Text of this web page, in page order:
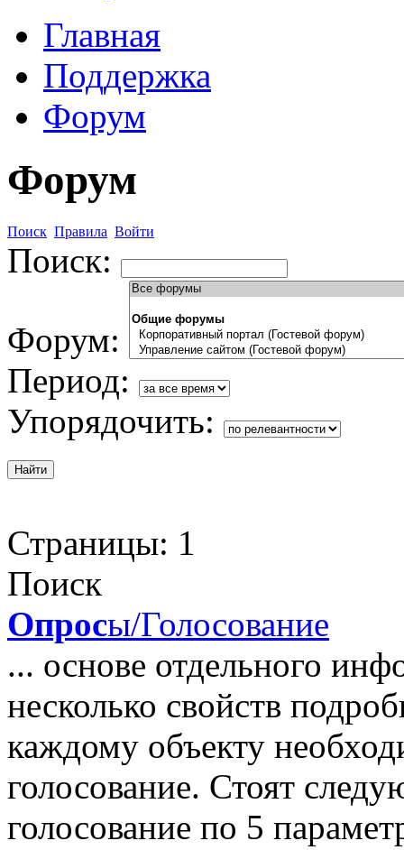
Главная
Поддержка
Форум
Форум
Поиск Правила Войти
Поиск:
Форум:
Период:
Упорядочить:
Страницы: 1
Поиск
Опросы/Голосование
... основе отдельного
несколько свойств
каждому объекту
голосование. Стоят
голосование по 5